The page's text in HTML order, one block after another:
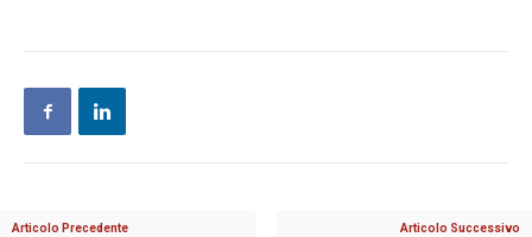
Articolo Precedente Articolo Successivo